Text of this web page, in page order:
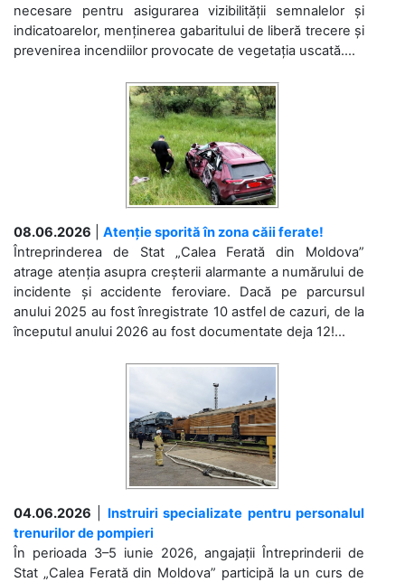
necesare pentru asigurarea vizibilității semnalelor și
indicatoarelor, menținerea gabaritului de liberă trecere și
prevenirea incendiilor provocate de vegetația uscată....
08.06.2026
Atenție sporită în zona căii ferate!
Întreprinderea de Stat „Calea Ferată din Moldova”
atrage atenția asupra creșterii alarmante a numărului de
incidente și accidente feroviare. Dacă pe parcursul
anului 2025 au fost înregistrate 10 astfel de cazuri, de la
începutul anului 2026 au fost documentate deja 12!...
04.06.2026
Instruiri specializate pentru personalul
trenurilor de pompieri
În perioada 3–5 iunie 2026, angajații Întreprinderii de
Stat „Calea Ferată din Moldova” participă la un curs de